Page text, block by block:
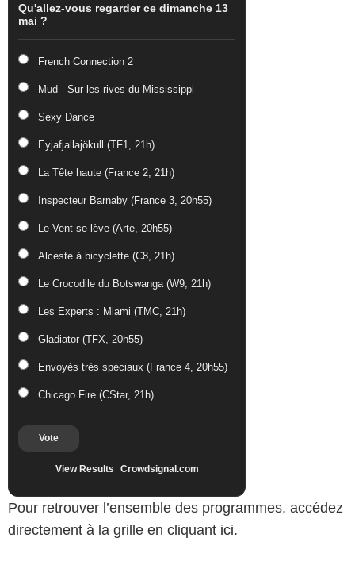
Qu'allez-vous regarder ce dimanche 13
mai ?
French Connection 2
Mud - Sur les rives du Mississippi
Sexy Dance
Eyjafjallajökull (TF1, 21h)
La Tête haute (France 2, 21h)
Inspecteur Barnaby (France 3, 20h55)
Le Vent se lève (Arte, 20h55)
Alceste à bicyclette (C8, 21h)
Le Crocodile du Botswanga (W9, 21h)
Les Experts : Miami (TMC, 21h)
Gladiator (TFX, 20h55)
Envoyés très spéciaux (France 4, 20h55)
Chicago Fire (CStar, 21h)
Vote
View Results Crowdsignal.com
Pour retrouver l’ensemble des programmes, accédez
directement à la grille en cliquant ici.